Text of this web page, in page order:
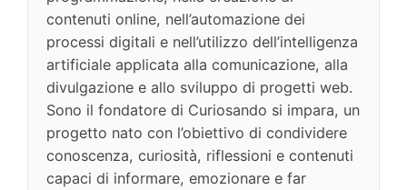
contenuti online, nell’automazione dei
processi digitali e nell’utilizzo dell’intelligenza
artificiale applicata alla comunicazione, alla
divulgazione e allo sviluppo di progetti web.
Sono il fondatore di Curiosando si impara, un
progetto nato con l’obiettivo di condividere
conoscenza, curiosità, riflessioni e contenuti
capaci di informare, emozionare e far